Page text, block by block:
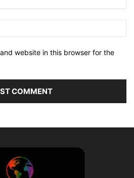
website in this browser for the